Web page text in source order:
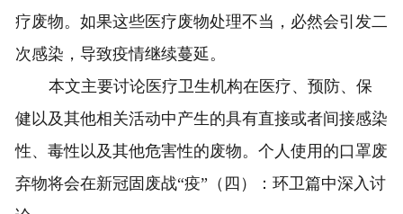
疗废物。如果这些医疗废物处理不当，必然会引发二
次感染，导致疫情继续蔓延。
本文主要讨论医疗卫生机构在医疗、预防、保
健以及其他相关活动中产生的具有直接或者间接感染
性、毒性以及其他危害性的废物。个人使用的口罩废
弃物将会在新冠固废战“疫”（四）：环卫篇中深入讨